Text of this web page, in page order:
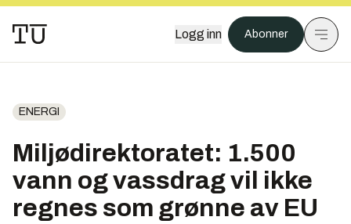
Logg inn Abonner
ENERGI
Miljødirektoratet: 1.500
vann og vassdrag vil ikke
regnes som grønne av EU